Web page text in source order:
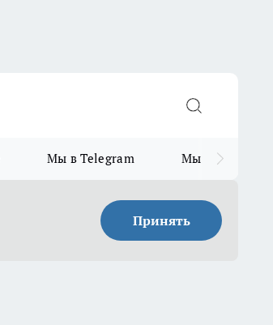
Мы в Telegram Мы в MAX
Принять